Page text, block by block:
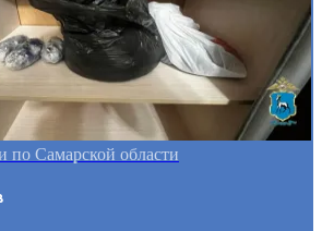
Самарской области